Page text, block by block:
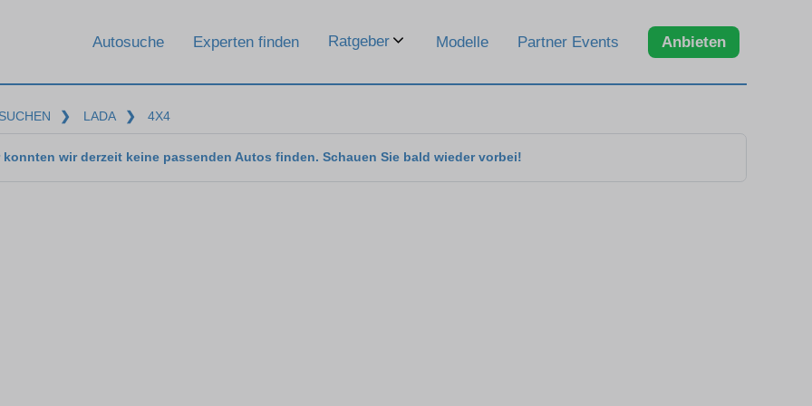
Autosuche Experten finden Ratgeber Modelle Partner Events Anbieten
❯ LADA ❯ 4X4
konnten wir derzeit keine passenden Autos finden. Schauen Sie bald wieder vorbei!